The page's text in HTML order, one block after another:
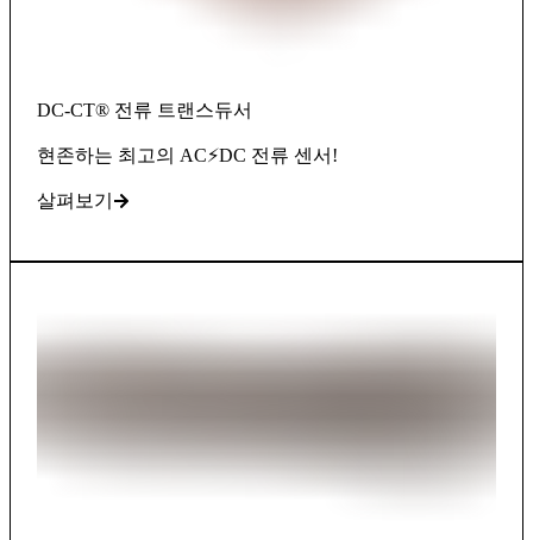
DC-CT® 전류 트랜스듀서
현존하는 최고의 AC⚡DC 전류 센서!
살펴보기